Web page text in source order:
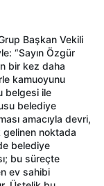
Başkan Vekili
“Sayın Özgür
bir kez daha
kamuoyunu
belgesi ile
belediye
amacıyla devri,
noktada
belediye
bu süreçte
ev sahibi